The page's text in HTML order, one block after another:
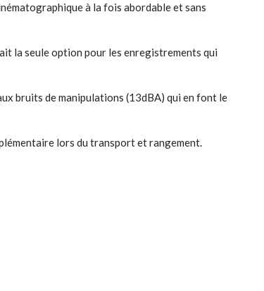
à la fois abordable et sans
la seule option pour les enregistrements qui
bruits de manipulations (13dBA) qui en font le
lors du transport et rangement.